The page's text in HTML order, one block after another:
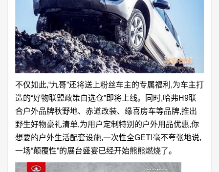
不仅如此,“九哥”还将送上粉丝车主的专属福利,为车主打
造的“好物联盟政策自选仓”即将上线。同时,哈弗H9联
合户外品牌秋野地、赤道改装、缘喜房车等品牌,推出
野生好物豪礼清单,为用户定制特别的户外用品优惠,你
想要的户外生活配套设施,一次性全GET!毫不夸张地说,
一场“颠覆性”的展台盛宴已经开始熊熊燃烧了。